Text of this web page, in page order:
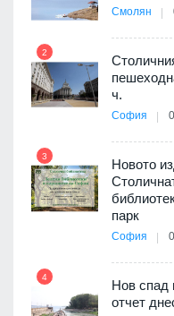
Смолян
2
ч.
София
3
Новото
парк
София
4
Нов спад
отчет